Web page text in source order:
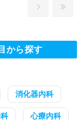
から探す
消化器内科
心療内科